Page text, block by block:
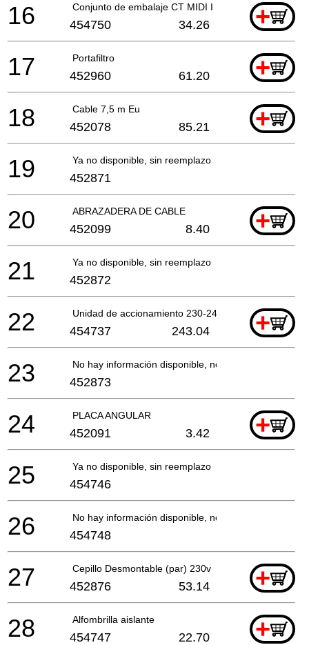
Conjunto de embalaje CT MIDI I ET-BG +
16 454750 34.26
Portafiltro +
17 452960 61.20
Cable 7,5 m Eu +
18 452078 85.21
Ya no disponible, sin reemplazo
19 452871
ABRAZADERA DE CABLE +
20 452099 8.40
Ya no disponible, sin reemplazo
21 452872
Unidad de accionamiento 230-240v +
22 454737 243.04
No hay información disponible, no se puede pedir
23 452873
PLACA ANGULAR +
24 452091 3.42
Ya no disponible, sin reemplazo
25 454746
No hay información disponible, no se puede pedir
26 454748
Cepillo Desmontable (par) 230v +
27 452876 53.14
Alfombrilla aislante +
28 454747 22.70